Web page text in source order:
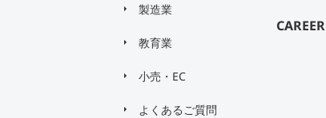
製造業
教育業
小売・EC
よくあるご質問
CAREER